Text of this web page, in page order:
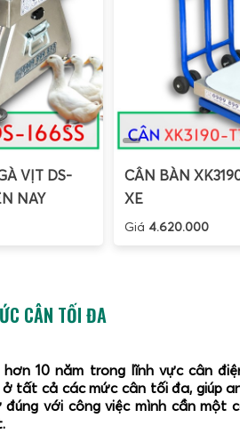
VỊT DS-
NAY
CÂN BÀN
XE
Giá 4.620.000
CÂN TỐI ĐA
10 năm trong lĩnh vực cân
tất cả các mức cân tối đa, giúp
với công việc mình cần một